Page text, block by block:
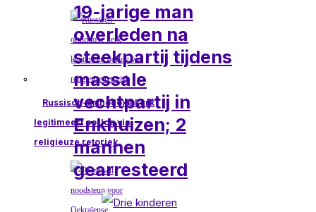
Russisch-orthodoxe kerk
legitimeert oorlog via
religieuze retoriek
19-jarige man
overleden na
steekpartij tijdens
massale
vechtpartij in
Enkhuizen; 2
mannen
gearresteerd